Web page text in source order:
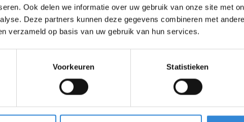
Ook delen we informatie over uw gebruik van onze site met
Deze partners kunnen deze gegevens combineren met
verzameld op basis van uw gebruik van hun services.
Voorkeuren Statistieken